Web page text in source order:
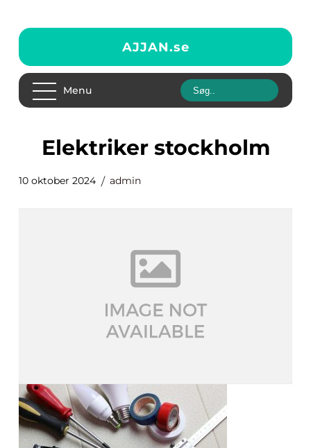
AJJAN.se
Menu
elektriker stockholm
10 oktober 2024 admin